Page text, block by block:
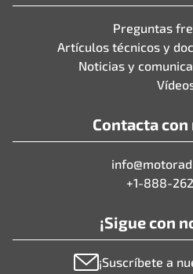
Preguntas
Artículos técnicos y
Noticias y
Contacta
+1-888-
¡Sigue con
¡Suscríbete a